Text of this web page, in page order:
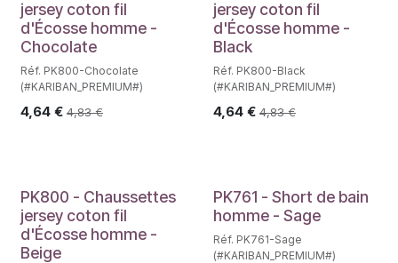
jersey coton fil
d'Écosse homme -
Chocolate
Réf. PK800-Chocolate
(#KARIBAN_PREMIUM#)
4,64 € 4,83€
jersey coton fil
d'Écosse homme -
Black
Réf. PK800-Black
(#KARIBAN_PREMIUM#)
4,64€ 4,83€
PK800 - Chaussettes
jersey coton fil
d'Écosse homme -
Beige
PK761 - Short de bain
homme - Sage
Réf. PK761-Sage
(#KARIBAN_PREMIUM#)